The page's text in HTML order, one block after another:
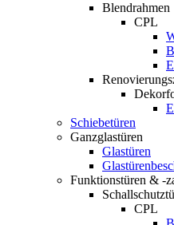
Blendrahmen
CPL
Schiebetüren
Ganzglastüren
Glastüren
Funktionstüren & -
CPL